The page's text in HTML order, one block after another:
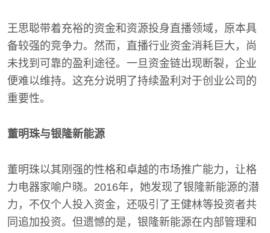
王思聪带着充裕的资金和资源投身直播领域，原本具
备较强的竞争力。然而，直播行业资金消耗巨大，尚
未找到可靠的盈利途径。一旦资金链出现断裂，企业
便难以维持。这充分说明了持续盈利对于创业公司的
重要性。
董明珠与银隆新能源
董明珠以其刚强的性格和卓越的市场推广能力，让格
力电器家喻户晓。2016年，她发现了银隆新能源的潜
力，不仅个人投入资金，还吸引了王健林等投资者共
同追加投资。但遗憾的是，银隆新能源在内部管理和